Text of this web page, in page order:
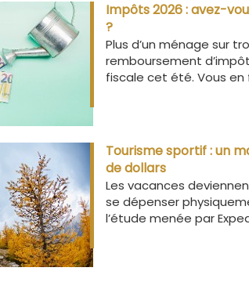
Impôts 2026 : avez-
?
Plus d’un ménage sur
remboursement
fiscale cet été. Vous en
Tourisme sportif : un
de dollars
Les vacances
se dépenser
l’étude menée par